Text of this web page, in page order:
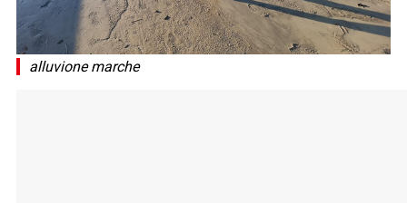
alluvione marche